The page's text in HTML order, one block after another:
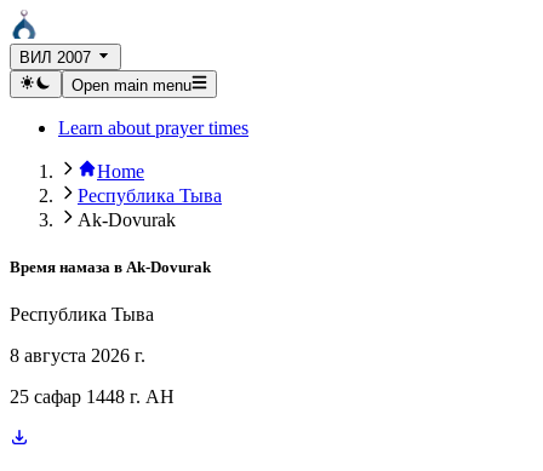
ВИЛ 2007
Open main menu
Learn about prayer times
Home
Республика Тыва
Ak-Dovurak
Время намаза в Ak-Dovurak
Республика Тыва
8 августа 2026 г.
25 сафар 1448 г. AH